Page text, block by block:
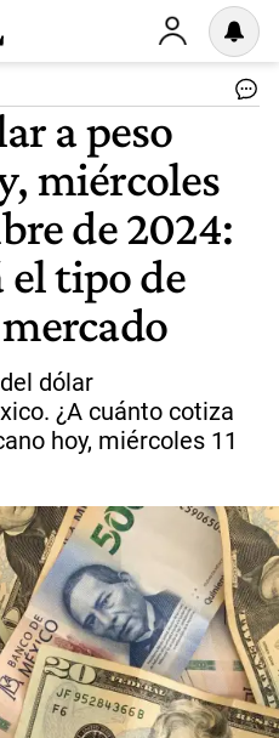
a peso
miércoles
de 2024:
el tipo de
dólar
¿A cuánto cotiza
hoy, miércoles 11